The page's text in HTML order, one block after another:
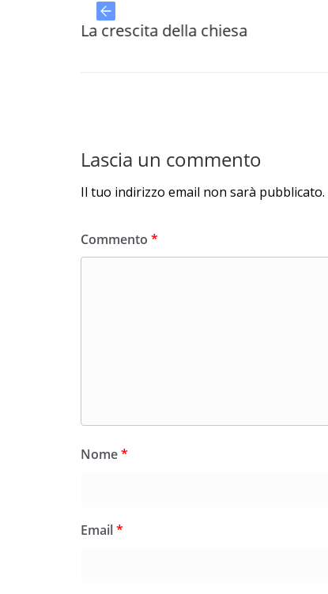
La crescita della chiesa
Lascia un commento
Il tuo indirizzo email non sarà pubblicato.
Commento *
Nome*
Email*